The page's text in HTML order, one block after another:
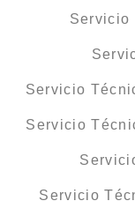
Servicio
Servicio
Servicio
Servicio